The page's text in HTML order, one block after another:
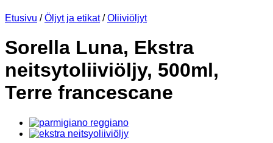
Etusivu / Öljyt ja etikat / Oliiviöljyt
Sorella Luna, Ekstra
neitsytoliiviöljy, 500ml,
Terre francescane